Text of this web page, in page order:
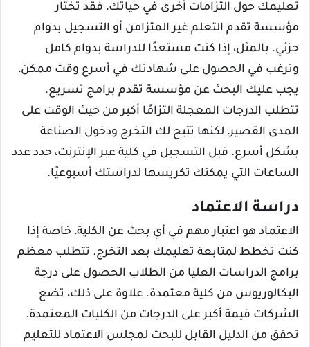
تعليمك حول التزامات أخرى في حياتك، فقد تختار
مؤسسة تقدم التعلم غير المتزامن أو التسجيل بدوام
جزئي. بالمثل، إذا كنت مستعدًا للدراسة بدوام كامل
وترغب في الحصول على شهادتك في أسرع وقت ممكن،
يجب عليك البحث عن مؤسسة تقدم برامج تسريع.
تتطلب الدرجات المعجلة التزامًا أكبر من حيث الوقت على
المدى القصير، لكنها تتيح لك التخرج ودخول الصناعة
بشكل أسرع. قبل التسجيل في كلية عبر الإنترنت، حدد عدد
الساعات التي يمكنك تكريسها لدراستك أسبوعيًا.
دراسة الاعتماد
الاعتماد هو اعتبار مهم في أي بحث عن الكلية، خاصة إذا
كنت تخطط لمتابعة تعليمك بعد التخرج. تتطلب معظم
برامج الدراسات العليا من الطلاب الحصول على درجة
البكالوريوس من كلية معتمدة. علاوة على ذلك، تضع
الشركات قيمة أكبر على الدرجات من الكليات المعتمدة.
تحقق من الدليل القابل للبحث لمجلس الاعتماد للتعليم